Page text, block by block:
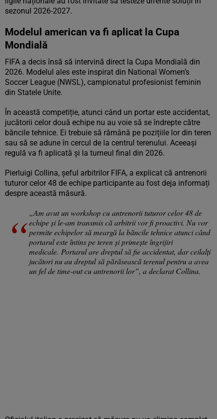
sezonul 2026-2027.
Modelul american va fi aplicat la Cupa
Mondială
FIFA a decis însă să intervină direct la Cupa Mondială din
2026. Modelul ales este inspirat din National Women’s
Soccer League (NWSL), campionatul profesionist feminin
din Statele Unite.
În această competiție, atunci când un portar este accidentat,
jucătorii celor două echipe nu au voie să se îndrepte către
băncile tehnice. Ei trebuie să rămână pe pozițiile lor din teren
sau să se adune în cercul de la centrul terenului. Aceeași
regulă va fi aplicată și la turneul final din 2026.
Pierluigi Collina, șeful arbitrilor FIFA, a explicat că antrenorii
tuturor celor 48 de echipe participante au fost deja informați
despre această măsură.
„Am avut un workshop cu antrenorii tuturor celor 48 de
echipe și le-am transmis că arbitrii vor fi proactivi. Nu vor
permite echipelor să meargă la băncile tehnice atunci când
portarul este întins pe teren și primește îngrijiri
medicale. Portarul are dreptul să fie accidentat, dar ceilalți
jucători nu au dreptul să părăsească terenul pentru a avea
un fel de time-out cu antrenorii lor”, a declarat Collina.